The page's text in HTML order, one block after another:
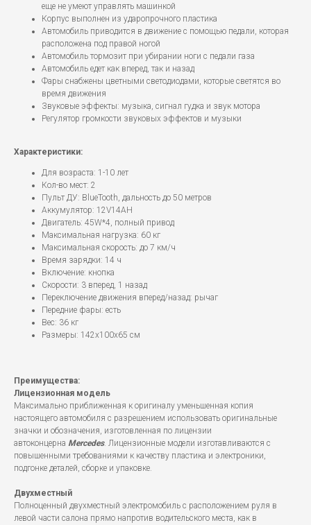
еще не умеют управлять машинкой
Корпус выполнен из ударопрочного пластика
Автомобиль приводится в движение с помощью педали, которая
расположена под правой ногой
Автомобиль тормозит при убирании ноги с педали газа
Автомобиль едет как вперед, так и назад
Фары снабжены цветными светодиодами, которые светятся во
время движения
Звуковые эффекты: музыка, сигнал гудка и звук мотора
Регулятор громкости звуковых эффектов и музыки
Характеристики:
Для возраста: 1-10 лет
Кол-во мест: 2
Пульт ДУ: BlueTooth, дальность до 50 метров
Аккумулятор: 12V14AH
Двигатель: 45W*4, полный привод
Максимальная нагрузка: 60 кг
Максимальная скорость: до 7 км/ч
Время зарядки: 14 ч
Включение: кнопка
Скорости: 3 вперед, 1 назад
Переключение движения вперед/назад: рычаг
Передние фары: есть
Вес: 36 кг
Размеры: 142x100x65 см
Преимущества:
Лицензионная модель
Максимально приближенная к оригиналу уменьшенная копия
настоящего автомобиля с разрешением использовать оригинальные
значки и обозначения, изготовленная по лицензии
автоконцерна Mercedes. Лицензионные модели изготавливаются с
повышенными требованиями к качеству пластика и электроники,
подгонке деталей, сборке и упаковке.
Двухместный
Полноценный двухместный электромобиль с расположением руля в
левой части салона прямо напротив водительского места, как в